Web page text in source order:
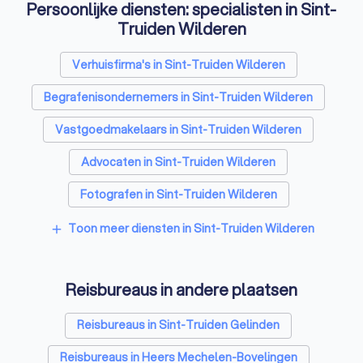
wisselen, inspireren door
boeiende keynotes te brengen
en er vooral voor zorgen dat
leden elkaar leren kennen via
ongedwongen netwerken. Met
het team van het secretariaat,
het management en een aantal
gedreven externe experten
staan we dan ook steeds ter
beschikking voor advies en
ondersteuning. Onder het moto
‘lead by example’, en om de
ondersteuning en service zo
optimaal mogelijk te geven,
werken voornamelijk cloud-
based, evalueren onze
processen regelmatig en
automatiseren en optimaliseren
Persoonlijke diensten: specialisten in Sint-
Truiden Wilderen
Verhuisfirma's in Sint-Truiden Wilderen
Begrafenisondernemers in Sint-Truiden Wilderen
Vastgoedmakelaars in Sint-Truiden Wilderen
Advocaten in Sint-Truiden Wilderen
Fotografen in Sint-Truiden Wilderen
Rijscholen in Sint-Truiden Wilderen
Architecten in Sint-Truiden Wilderen
Psychologen in Sint-Truiden Wilderen
Relatietherapeut in Sint-Truiden Wilderen
add Toon meer diensten in Sint-Truiden Wilderen
Reisbureaus in andere plaatsen
Reisbureaus in Sint-Truiden Gelinden
Reisbureaus in Heers Mechelen-Bovelingen